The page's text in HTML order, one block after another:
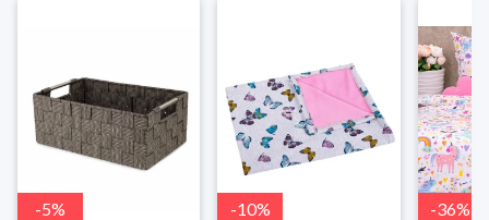
-5% -10% -36%